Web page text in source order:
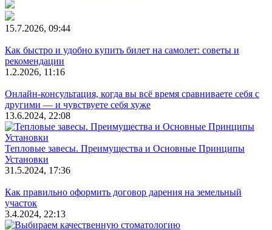
15.7.2026, 09:44
Как быстро и удобно купить билет на самолет: советы и
рекомендации
1.2.2026, 11:16
Онлайн-консультация, когда вы всё время сравниваете себя с
другими — и чувствуете себя хуже
13.6.2024, 22:08
Тепловые завесы. Преимущества и Основные Принципы
Установки
31.5.2024, 17:36
Как правильно оформить договор дарения на земельный
участок
3.4.2024, 22:13